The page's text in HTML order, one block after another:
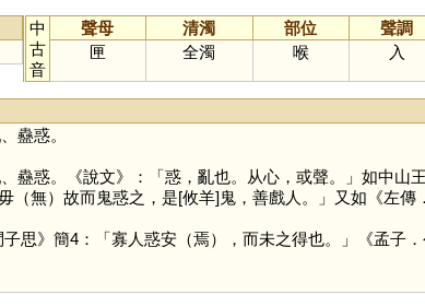
中
古
音
聲母 清濁 部位 聲調
匣
全濁 喉 入
蠱惑。
蠱惑。《說文》：「惑，亂也。从心，或聲。」如中山
（無）故而鬼惑之，是[攸羊]鬼，善戲人。」又如《左
思》簡4：「寡人惑安（焉），而未之得也。」《孟子